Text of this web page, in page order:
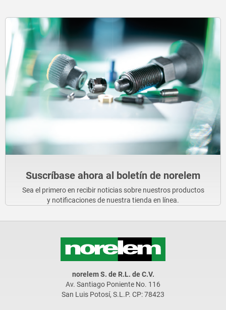
Suscríbase ahora al boletín de norelem
Sea el primero en recibir noticias sobre nuestros productos
y notificaciones de nuestra tienda en línea.
norelem S. de R.L. de C.V.
Av. Santiago Poniente No. 116
San Luis Potosí, S.L.P. CP: 78423